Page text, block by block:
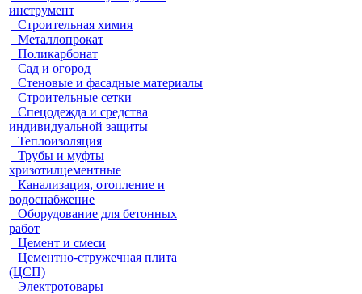
инструмент
Строительная химия
Металлопрокат
Поликарбонат
Сад и огород
Стеновые и фасадные материалы
Строительные сетки
Спецодежда и средства
индивидуальной защиты
Теплоизоляция
Трубы и муфты
хризотилцементные
Канализация, отопление и
водоснабжение
Оборудование для бетонных
работ
Цемент и смеси
Цементно-стружечная плита
(ЦСП)
Электротовары